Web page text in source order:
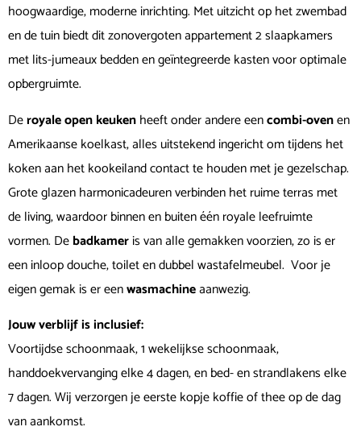
hoogwaardige, moderne inrichting. Met uitzicht op het zwembad
en de tuin biedt dit zonovergoten appartement 2 slaapkamers
met lits-jumeaux bedden en geïntegreerde kasten voor optimale
opbergruimte.
Deroyale open keukenheeft onder andere eencombi-ovenen
Amerikaanse koelkast, alles uitstekend ingericht om tijdens het
koken aan het kookeiland contact te houden met je gezelschap.
Grote glazen harmonicadeuren verbinden het ruime terras met
de living, waardoor binnen en buiten één royale leefruimte
vormen. Debadkameris van alle gemakken voorzien, zo is er
een inloop douche, toilet en dubbel wastafelmeubel. Voor je
eigen gemak is er eenwasmachineaanwezig.
Jouw verblijf is inclusief:
Voortijdse schoonmaak, 1 wekelijkse schoonmaak,
handdoekvervanging elke 4 dagen, en bed- en strandlakens elke
7 dagen. Wij verzorgen je eerste kopje koffie of thee op de dag
van aankomst.